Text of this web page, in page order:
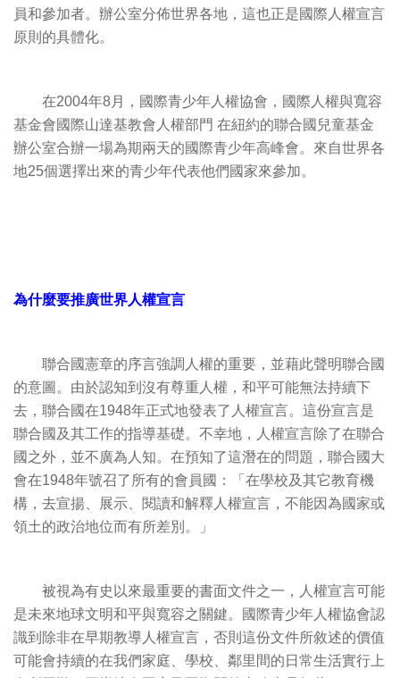
員和參加者。辦公室分佈世界各地，這也正是國際人權宣言
原則的具體化。
在2004年8月，國際青少年人權協會，國際人權與寬容
基金會國際山達基教會人權部門 在紐約的聯合國兒童基金
辦公室合辦一場為期兩天的國際青少年高峰會。來自世界各
地25個選擇出來的青少年代表他們國家來參加。
為什麼要推廣世界人權宣言
聯合國憲章的序言強調人權的重要，並藉此聲明聯合國
的意圖。由於認知到沒有尊重人權，和平可能無法持續下
去，聯合國在1948年正式地發表了人權宣言。這份宣言是
聯合國及其工作的指導基礎。不幸地，人權宣言除了在聯合
國之外，並不廣為人知。在預知了這潛在的問題，聯合國大
會在1948年號召了所有的會員國：「在學校及其它教育機
構，去宣揚、展示、閱讀和解釋人權宣言，不能因為國家或
領土的政治地位而有所差別。」
被視為有史以來最重要的書面文件之一，人權宣言可能
是未來地球文明和平與寬容之關鍵。國際青少年人權協會認
識到除非在早期教導人權宣言，否則這份文件所敘述的價值
可能會持續的在我們家庭、學校、鄰里間的日常生活實行上